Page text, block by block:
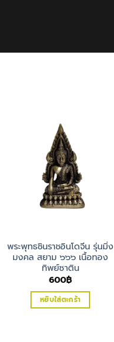
พระพุทธชินราชอินโดจีน รุ่นมิ่ง
มงคล สยาม ๖๖๖ เนื้อทอง
ทิพย์ซาติน
600฿
หยิบใส่ตะกร้า